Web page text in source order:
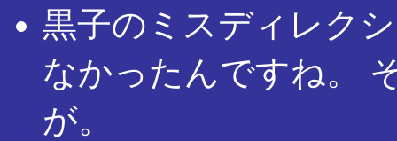
黒子のミスディレク
なかったんですね。
が。